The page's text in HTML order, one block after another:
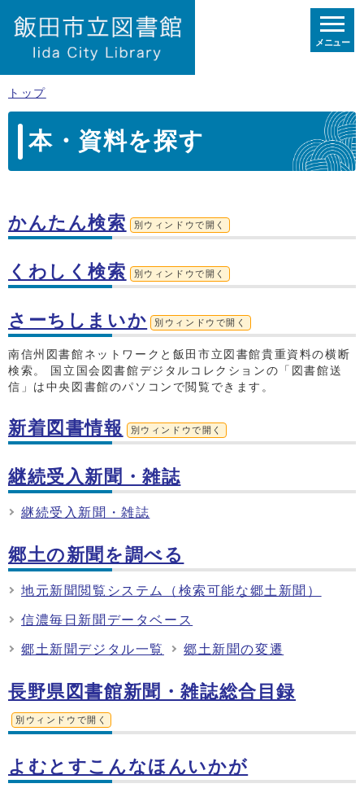
メニュー
トップ
本・資料を探す
かんたん検索 別ウィンドウで開く
くわしく検索 別ウィンドウで開く
さーちしまいか 別ウィンドウで開く
南信州図書館ネットワークと飯田市立図書館貴重資料の横断
検索。 国立国会図書館デジタルコレクションの「図書館送
信」は中央図書館のパソコンで閲覧できます。
新着図書情報 別ウィンドウで開く
継続受入新聞・雑誌
継続受入新聞・雑誌
郷土の新聞を調べる
地元新聞閲覧システム（検索可能な郷土新聞）
信濃毎日新聞データベース
郷土新聞デジタル一覧 郷土新聞の変遷
長野県図書館新聞・雑誌総合目録
別ウィンドウで開く
よむとすこんなほんいかが